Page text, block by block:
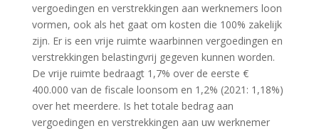
vergoedingen en verstrekkingen aan werknemers loon
vormen, ook als het gaat om kosten die 100% zakelijk
zijn. Er is een vrije ruimte waarbinnen vergoedingen en
verstrekkingen belastingvrij gegeven kunnen worden.
De vrije ruimte bedraagt 1,7% over de eerste €
400.000 van de fiscale loonsom en 1,2% (2021: 1,18%)
over het meerdere. Is het totale bedrag aan
vergoedingen en verstrekkingen aan uw werknemer